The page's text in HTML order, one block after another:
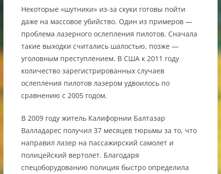
Некоторые «шутники» из-за скуки готовы пойти
даже на массовое убийство. Один из примеров —
проблема лазерного ослепления пилотов. Сначала
такие выходки считались шалостью, позже —
уголовным преступлением. В США к 2011 году
количество зарегистрированных случаев
ослепления пилотов лазером удвоилось по
сравнению с 2005 годом.
В 2009 году житель Калифорнии Балтазар
Валладарес получил 37 месяцев тюрьмы за то, что
направил лазер на пассажирский самолет и
полицейский вертолет. Благодаря
спецоборудованию полиция быстро определила